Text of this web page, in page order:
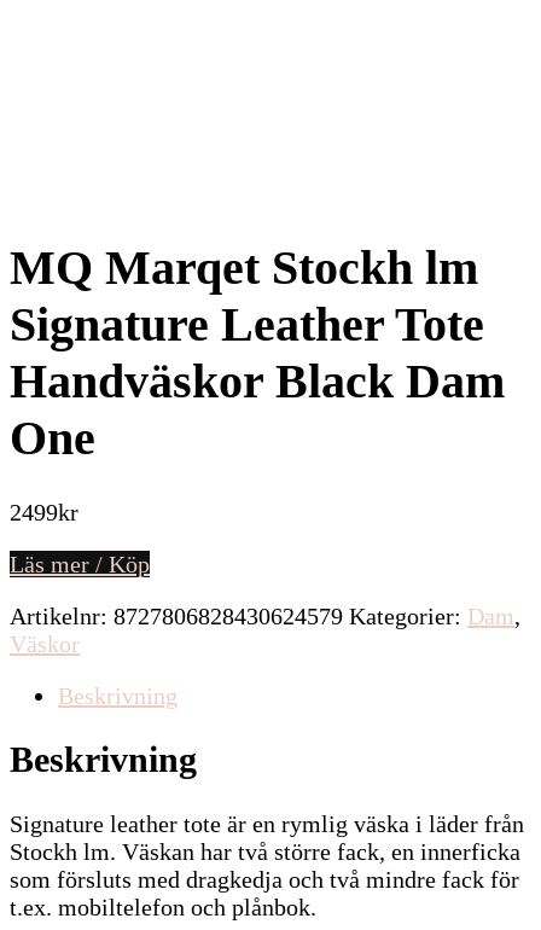
MQ Marqet Stockh lm
Signature Leather Tote
Handväskor Black Dam
One
2499kr
Läs mer / Köp
Artikelnr: 8727806828430624579 Kategorier: Dam,
Väskor
Beskrivning
Beskrivning
Signature leather tote är en rymlig väska i läder från
Stockh lm. Väskan har två större fack, en innerficka
som försluts med dragkedja och två mindre fack för
t.ex. mobiltelefon och plånbok.